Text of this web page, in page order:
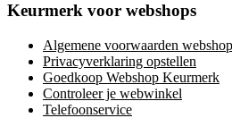
Keurmerk voor webshops
Algemene voorwaarden webshop
Privacyverklaring opstellen
Goedkoop Webshop Keurmerk
Controleer je webwinkel
Telefoonservice